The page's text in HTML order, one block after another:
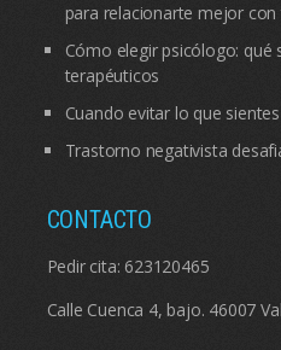
para relacionarte mejor
Cómo elegir psicólogo: qué
terapéuticos
Cuando evitar lo que
Trastorno negativista
CONTACTO
Pedir cita: 623120465
Calle Cuenca 4, bajo. 46007